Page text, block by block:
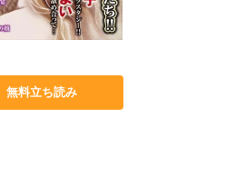
無料立ち読み